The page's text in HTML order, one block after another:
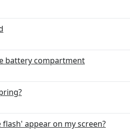
battery compartment
appear on my screen?